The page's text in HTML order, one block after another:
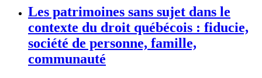
Les patrimoines sans sujet dans le
contexte du droit québécois : fiducie,
société de personne, famille,
communauté